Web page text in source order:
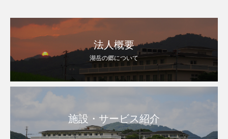
法人概要
湖岳の郷について
施設・サービス紹介